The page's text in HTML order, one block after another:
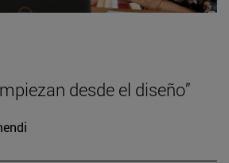
desde el diseño”